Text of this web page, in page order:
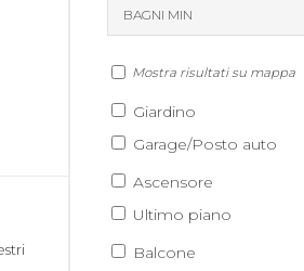
Mostra risultati su mappa
Giardino
Garage/Posto auto
Ascensore
Ultimo piano
Balcone